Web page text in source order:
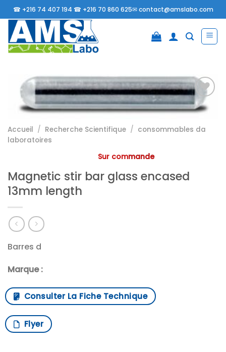
Passer
au
contenu
☎ +216 74 407 194 ☎ +216 70 860 625✉contact@amslabo.com
Ajouter
à la
Accueil / Recherche Scientifique / consommables da
laboratoires
Sur commande
Magnetic stir bar glass encased
13mm length
Barres d
Marque :
Consulter La Fiche Technique
Flyer